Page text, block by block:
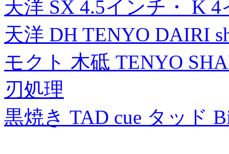
天洋 SX 4.5インチ・ K
天洋 DH TENYO DAIRI
モクト 木砥 TENYO
刃処理
黒焼き TAD cue タッド